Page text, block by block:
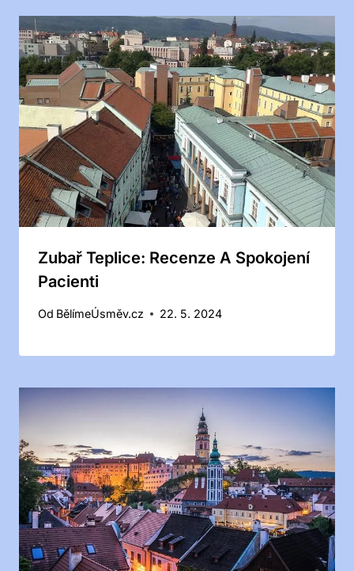
Zubař Teplice: Recenze A Spokojení
Pacienti
Od BělímeÚsměv.cz 22. 5. 2024